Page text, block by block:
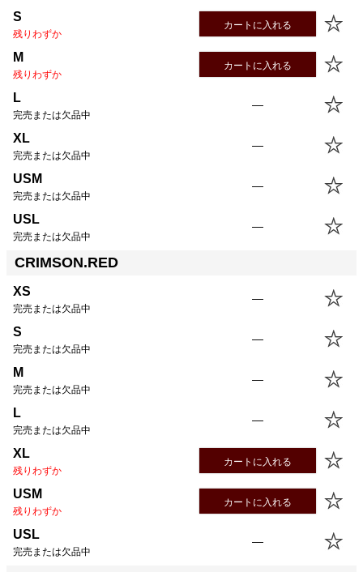
S
残りわずか
カートに入れる
M
残りわずか
カートに入れる
L
完売または欠品中
—
XL
完売または欠品中
—
USM
完売または欠品中
—
USL
完売または欠品中
—
CRIMSON.RED
XS
完売または欠品中
—
S
完売または欠品中
—
M
完売または欠品中
—
L
完売または欠品中
—
XL
残りわずか
カートに入れる
USM
残りわずか
カートに入れる
USL
完売または欠品中
—